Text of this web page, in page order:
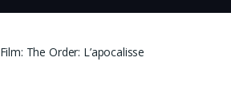
Film: The Order: L’apocalisse